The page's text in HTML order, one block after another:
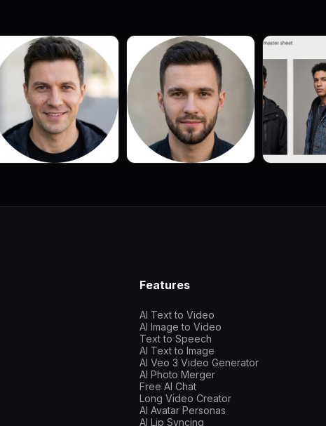
Features
AI Text to Video
AI Image to Video
Text to Speech
AI Text to Image
AI Veo 3 Video Generator
AI Photo Merger
Free AI Chat
Long Video Creator
AI Avatar Personas
AI Lip Syncing